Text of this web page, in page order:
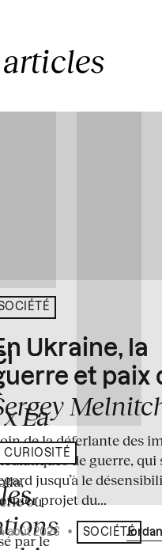
articles
La
où
par le
CURIOSITÉ
les
Ukraine, la
et paix
de la déferlante des
de guerre, qui
jusqu’à le
projet du...
août 2026 • Écrit par
SOCIÉTÉ